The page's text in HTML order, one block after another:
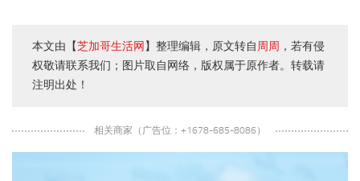
本文由【芝加哥生活网 】整理编辑，原文转自 周周 ，若有侵
权敬请联系我们；图片取自网络，版权属于原作者。转载请
注明出处！
相关商家（广告位：+1678-685-8086）